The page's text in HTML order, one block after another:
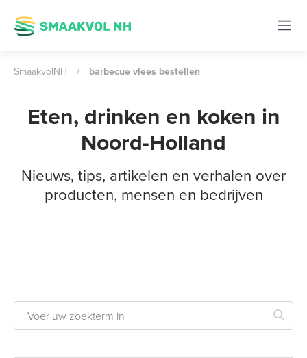
SmaakvolNH / barbecue vlees bestellen
Eten, drinken en koken in
Noord-Holland
Nieuws, tips, artikelen en verhalen over
producten, mensen en bedrijven